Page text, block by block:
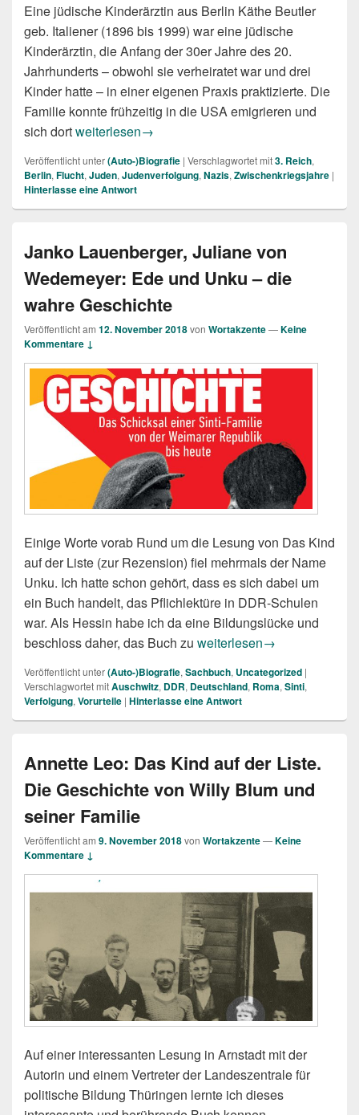
Eine jüdische Kinderärztin aus Berlin Käthe Beutler
geb. Italiener (1896 bis 1999) war eine jüdische
Kinderärztin, die Anfang der 30er Jahre des 20.
Jahrhunderts – obwohl sie verheiratet war und drei
Kinder hatte – in einer eigenen Praxis praktizierte. Die
Familie konnte frühzeitig in die USA emigrieren und
sich dortSabine Hildebrandt: Käthe Beutler (Rezension)
weiterlesen→
Veröffentlicht unter(Auto-)Biografie | Verschlagwortet mit3. Reich,
Berlin, Flucht, Juden, Judenverfolgung, Nazis, Zwischenkriegsjahre |
Hinterlasse eine Antwort
Janko Lauenberger, Juliane von
Wedemeyer: Ede und Unku – die
wahre Geschichte
Veröffentlicht am 12. November 2018von Wortakzente—Keine
Kommentare ↓
Einige Worte vorab Rund um die Lesung von Das Kind
auf der Liste (zur Rezension) fiel mehrmals der Name
Unku. Ich hatte schon gehört, dass es sich dabei um
ein Buch handelt, das Pflichlektüre in DDR-Schulen
war. Als Hessin habe ich da eine Bildungslücke und
beschloss daher, das Buch zu Janko Lauenberger,
weiterlesen→
Veröffentlicht unter(Auto-)Biografie, Sachbuch, Uncategorized |
Verschlagwortet mitAuschwitz, DDR, Deutschland, Roma, Sinti,
Verfolgung, Vorurteile | Hinterlasse eine Antwort
Annette Leo: Das Kind auf der Liste.
Die Geschichte von Willy Blum und
seiner Familie
Veröffentlicht am 9. November 2018von Wortakzente—Keine
Kommentare ↓
Auf einer interessanten Lesung in Arnstadt mit der
Autorin und einem Vertreter der Landeszentrale für
politische Bildung Thüringen lernte ich dieses